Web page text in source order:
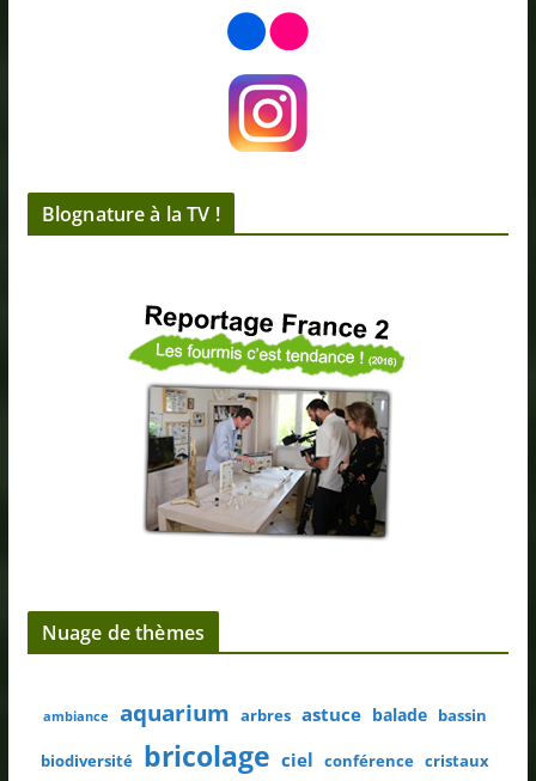
Blognature à la TV !
Nuage de thèmes
ambiance aquarium arbres astuce balade bassin
biodiversité bricolage ciel conférence cristaux